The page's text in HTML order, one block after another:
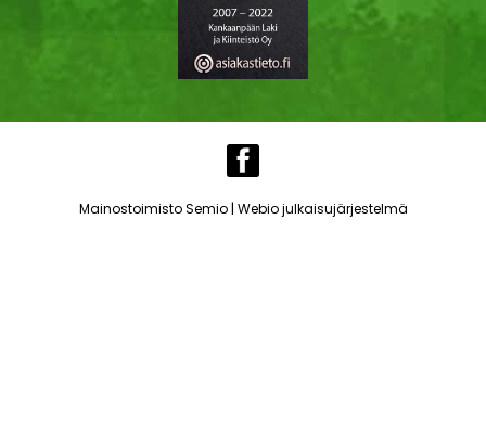
Mainostoimisto Semio| Webio julkaisujärjestelmä